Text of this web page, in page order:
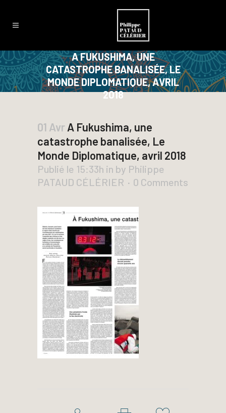
A FUKUSHIMA, UNE
CATASTROPHE BANALISÉE, LE
MONDE DIPLOMATIQUE, AVRIL
2018
01 Avr A Fukushima, une
catastrophe banalisée, Le
Monde Diplomatique, avril 2018
Publié le 15:33h in by Philippe
PATAUD CÉLÉRIER
0 Comments